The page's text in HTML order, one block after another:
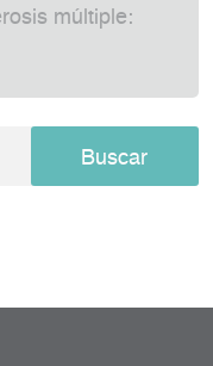
múltiple: